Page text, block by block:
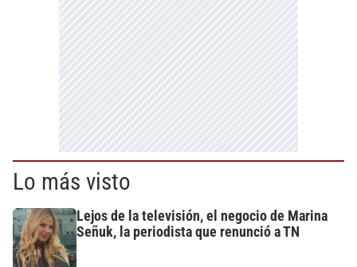
Lo más visto
Lejos de la televisión, el negocio de Marina
Señuk, la periodista que renunció a TN